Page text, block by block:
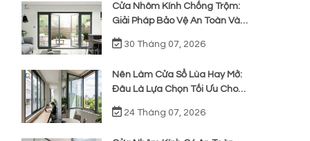
Cửa Nhôm Kính Chống Trộm:
Giải Pháp Bảo Vệ An Toàn Và
Cách Nhận Diện Chất Lượng
Thực Tế
30 Tháng 07, 2026
Nên Làm Cửa Sổ Lùa Hay Mở:
Đâu Là Lựa Chọn Tối Ưu Cho
Không Gian?
24 Tháng 07, 2026